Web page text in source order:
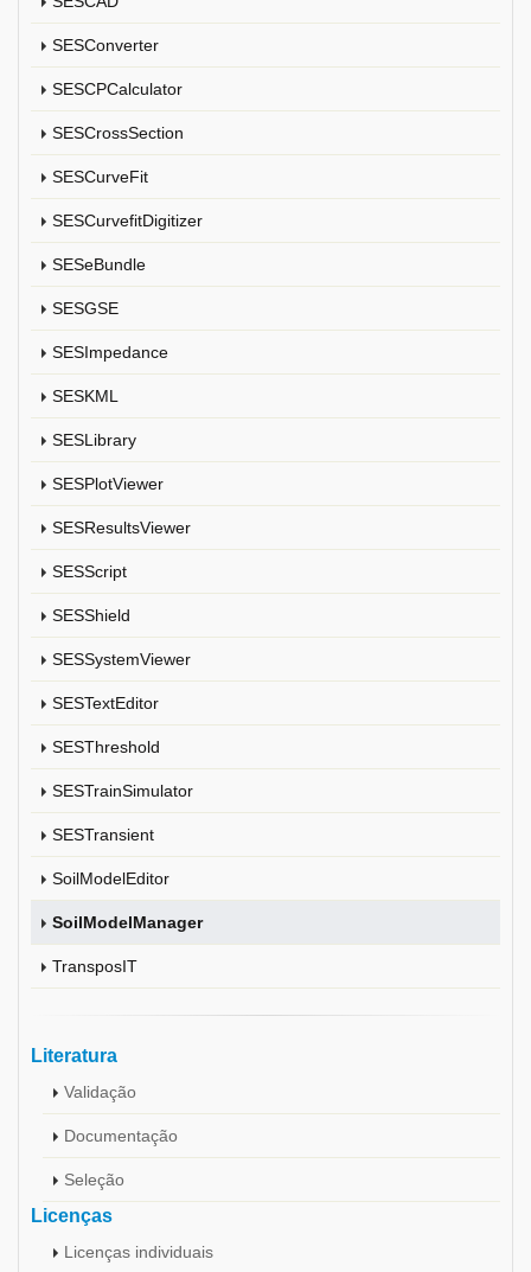
SESConverter
SESCPCalculator
SESCrossSection
SESCurveFit
SESCurvefitDigitizer
SESeBundle
SESGSE
SESImpedance
SESKML
SESLibrary
SESPlotViewer
SESResultsViewer
SESScript
SESShield
SESSystemViewer
SESTextEditor
SESThreshold
SESTrainSimulator
SESTransient
SoilModelEditor
SoilModelManager
TransposIT
Literatura
Validação
Documentação
Seleção
Licenças
Licenças individuais